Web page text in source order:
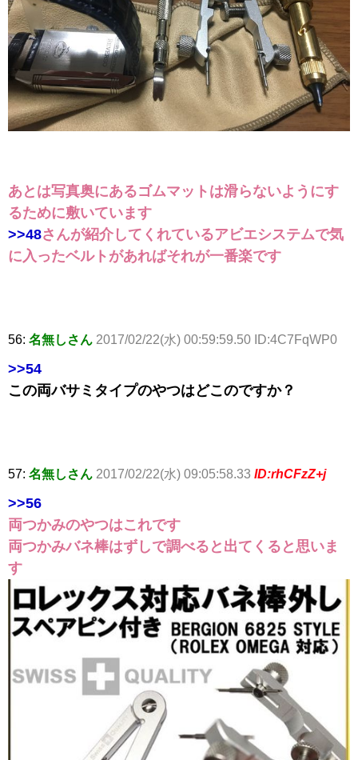
あとは写真奥にあるゴムマットは滑らないようにす
るために敷いています
>>48さんが紹介してくれているアビエシステムで気
に入ったベルトがあればそれが一番楽です
56: 名無しさん 2017/02/22(水) 00:59:59.50 ID:4C7FqWP0
>>54
この両バサミタイプのやつはどこのですか？
57: 名無しさん 2017/02/22(水) 09:05:58.33 ID:rhCFzZ+j
>>56
両つかみのやつはこれです
両つかみバネ棒はずしで調べると出てくると思いま
す